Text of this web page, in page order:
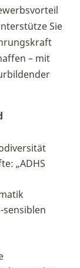
Sie
– mit
„ADHS
sensiblen